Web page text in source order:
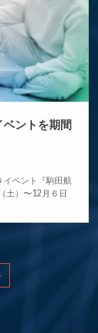
ベントを期間
イベント『駒田航
土）〜12月６日